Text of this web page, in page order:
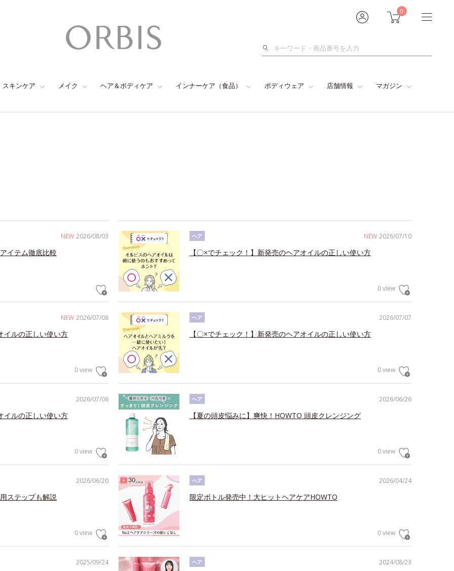
0
検
スキンケア メイク ヘア＆ボディケア インナーケア（食品） ボディウェア 店舗情報 マガジン
NEW 2026/08/03
イテム徹底比較
NEW 2026/07/10
ヘア
【〇×でチェック！】新発売のヘアオイルの正しい使い方
0 view
NEW 2026/07/08
イルの正しい使い方
0 view
2026/07/07
ヘア
【〇×でチェック！】新発売のヘアオイルの正しい使い方
0 view
2026/07/06
イルの正しい使い方
0 view
2026/06/26
ヘア
【夏の頭皮悩みに】爽快！HOWTO 頭皮クレンジング
0 view
2026/06/20
ステップも解説
0 view
2026/04/24
ヘア
限定ボトル発売中！大ヒットヘアケアHOWTO
0 view
2025/09/24 2024/08/23
ヘア